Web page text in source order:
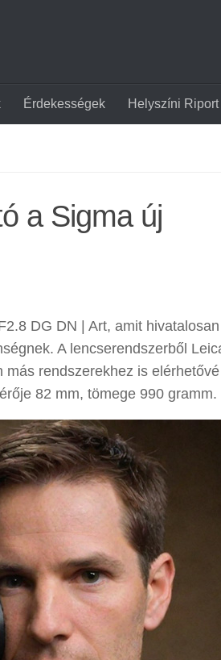
Érdekességek Helyszíni Riport
a Sigma új
DG DN | Art, amit
A lencserendszerből
rendszerekhez is
82 mm, tömege 990 gramm.